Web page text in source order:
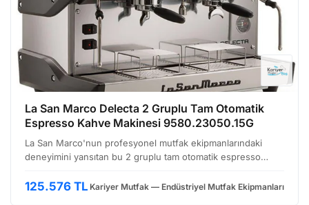
La San Marco Delecta 2 Gruplu Tam Otomatik
Espresso Kahve Makinesi 9580.23050.15G
La San Marco'nun profesyonel mutfak ekipmanlarındaki
deneyimini yansıtan bu 2 gruplu tam otomatik espresso
verimli bir çözüm sunuyor. Özellikle kafe, restoran ve o…
125.576 TL Kariyer Mutfak — Endüstriyel Mutfak Ekipmanları